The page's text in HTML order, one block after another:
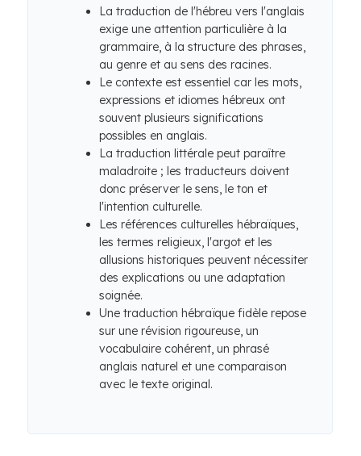
La traduction de l'hébreu vers l'anglais
exige une attention particulière à la
grammaire, à la structure des phrases,
au genre et au sens des racines.
Le contexte est essentiel car les mots,
expressions et idiomes hébreux ont
souvent plusieurs significations
possibles en anglais.
La traduction littérale peut paraître
maladroite ; les traducteurs doivent
donc préserver le sens, le ton et
l'intention culturelle.
Les références culturelles hébraïques,
les termes religieux, l'argot et les
allusions historiques peuvent nécessiter
des explications ou une adaptation
soignée.
Une traduction hébraïque fidèle repose
sur une révision rigoureuse, un
vocabulaire cohérent, un phrasé
anglais naturel et une comparaison
avec le texte original.